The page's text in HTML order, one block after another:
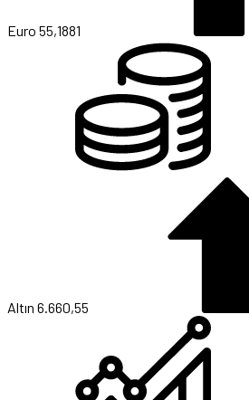
Euro 55,1881
Altın 6.660,55